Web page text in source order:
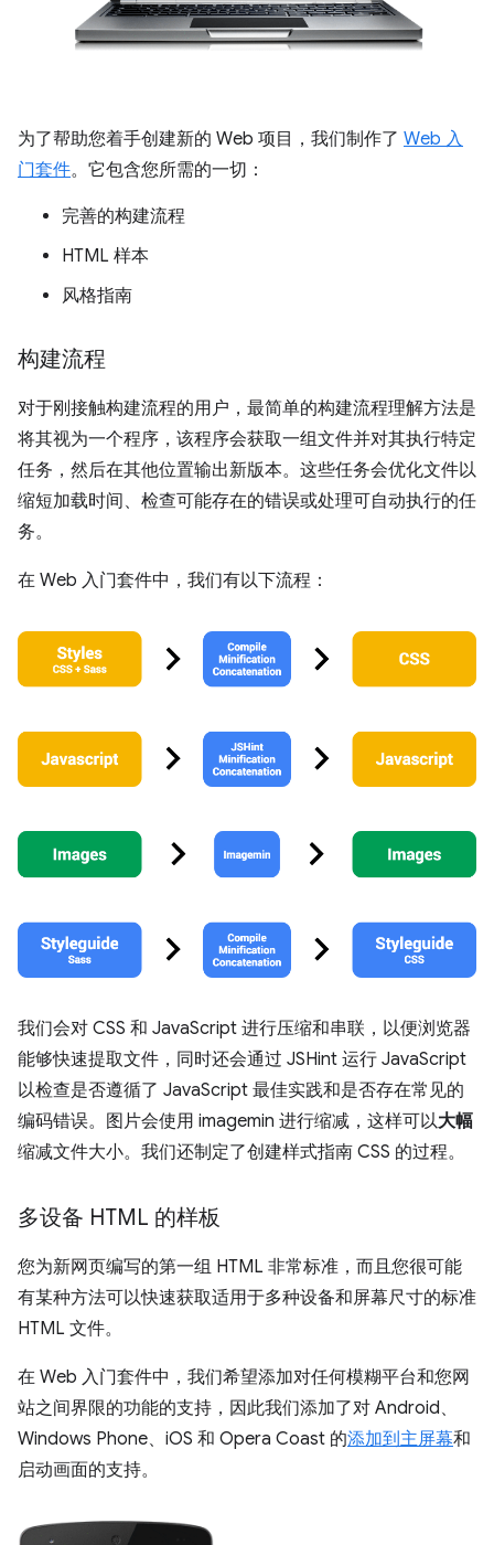
为了帮助您着手创建新的 Web 项目，我们制作了 Web 入
门套件。它包含您所需的一切：
完善的构建流程
HTML 样本
风格指南
构建流程
对于刚接触构建流程的用户，最简单的构建流程理解方法是
将其视为一个程序，该程序会获取一组文件并对其执行特定
任务，然后在其他位置输出新版本。这些任务会优化文件以
缩短加载时间、检查可能存在的错误或处理可自动执行的任
务。
在 Web 入门套件中，我们有以下流程：
我们会对 CSS 和 JavaScript 进行压缩和串联，以便浏览器
能够快速提取文件，同时还会通过 JSHint 运行 JavaScript
以检查是否遵循了 JavaScript 最佳实践和是否存在常见的
编码错误。图片会使用 imagemin 进行缩减，这样可以大幅
缩减文件大小。我们还制定了创建样式指南 CSS 的过程。
多设备 HTML 的样板
您为新网页编写的第一组 HTML 非常标准，而且您很可能
有某种方法可以快速获取适用于多种设备和屏幕尺寸的标准
HTML 文件。
在 Web 入门套件中，我们希望添加对任何模糊平台和您网
站之间界限的功能的支持，因此我们添加了对 Android、
Windows Phone、iOS 和 Opera Coast 的添加到主屏幕和
启动画面的支持。